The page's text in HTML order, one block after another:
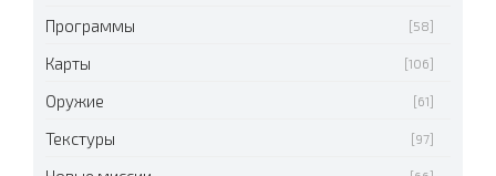
Программы [58]
Карты [106]
Оружие [61]
Текстуры [97]